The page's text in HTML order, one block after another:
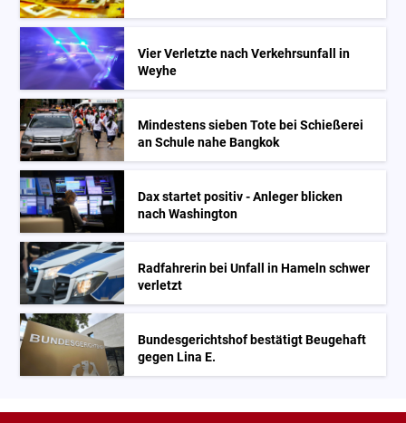
Vier Verletzte nach Verkehrsunfall in
Weyhe
Mindestens sieben Tote bei Schießerei
an Schule nahe Bangkok
Dax startet positiv - Anleger blicken
nach Washington
Radfahrerin bei Unfall in Hameln schwer
verletzt
Bundesgerichtshof bestätigt Beugehaft
gegen Lina E.